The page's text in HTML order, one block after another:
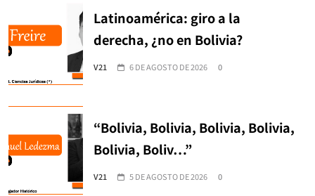
Latinoamérica: giro a la
derecha, ¿no en Bolivia?
V21 6 DE AGOSTO DE 2026 0
“Bolivia, Bolivia, Bolivia, Bolivia,
Bolivia, Boliv…”
V21 5 DE AGOSTO DE 2026 0